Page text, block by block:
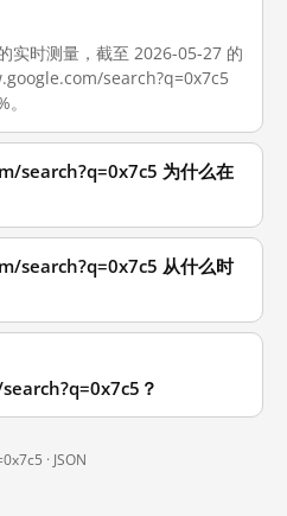
实时测量，截至 2026-05-27 的
search?q=0x7c5
search?q=0x7c5 为什么在
search?q=0x7c5 从什么时
？
· JSON